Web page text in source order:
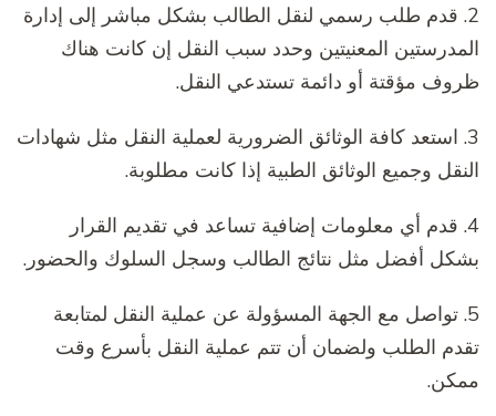
2. قدم طلب رسمي لنقل الطالب بشكل مباشر إلى إدارة
المدرستين المعنيتين وحدد سبب النقل إن كانت هناك
ظروف مؤقتة أو دائمة تستدعي النقل.
3. استعد كافة الوثائق الضرورية لعملية النقل مثل شهادات
النقل وجميع الوثائق الطبية إذا كانت مطلوبة.
4. قدم أي معلومات إضافية تساعد في تقديم القرار
بشكل أفضل مثل نتائج الطالب وسجل السلوك والحضور.
5. تواصل مع الجهة المسؤولة عن عملية النقل لمتابعة
تقدم الطلب ولضمان أن تتم عملية النقل بأسرع وقت
ممكن.